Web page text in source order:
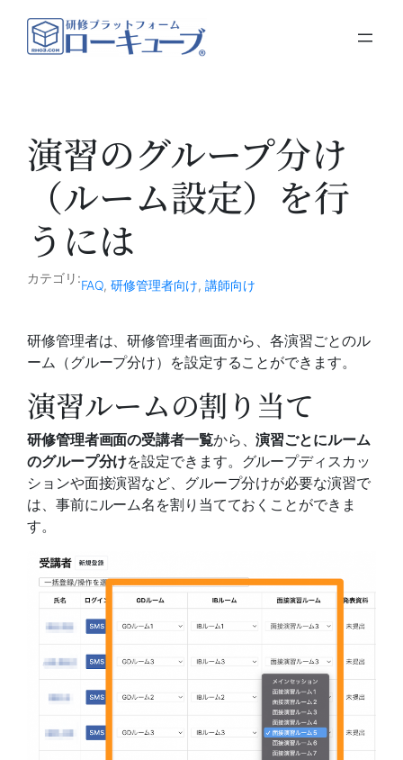
演習のグループ分け
（ルーム設定）を行
うには
カテゴリ:FAQ, 研修管理者向け, 講師向け
研修管理者は、研修管理者画面から、各演習ごとのル
ーム（グループ分け）を設定することができます。
演習ルームの割り当て
研修管理者画面の受講者一覧から、演習ごとにルーム
のグループ分けを設定できます。グループディスカッ
ションや面接演習など、グループ分けが必要な演習で
は、事前にルーム名を割り当てておくことができま
す。